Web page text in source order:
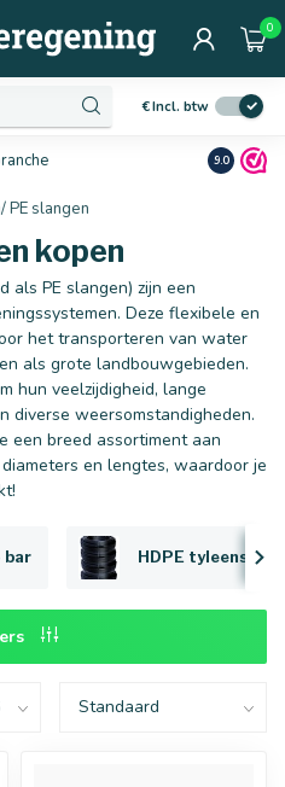
0
€Incl. btw
Netjesen
9.0
PE slangen
kopen
als PE slangen) zijn een
Deze flexibele en
het transporteren van water
als grote landbouwgebieden.
hun veelzijdigheid, lange
diverse weersomstandigheden.
een breed assortiment aan
en lengtes, waardoor je
bar HDPE
20 mm